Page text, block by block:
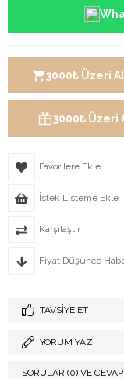
3000₺ Üzeri
3000₺ Üzeri
Favorilere Ekle
İstek Listeme Ekle
Karşılaştır
Fiyat Düşünce
TAVSIYE ET
YORUM YAZ
SORULAR (0) VE